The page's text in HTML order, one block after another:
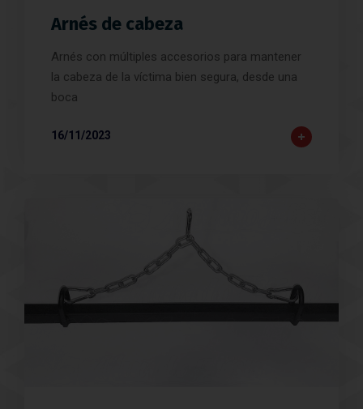
Arnés de cabeza
Arnés con múltiples accesorios para mantener
la cabeza de la víctima bien segura, desde una
boca
16/11/2023